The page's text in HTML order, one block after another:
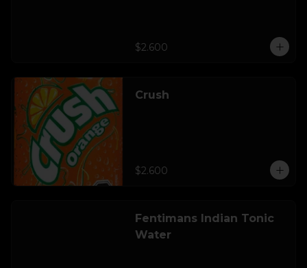
$2.600
Crush
$2.600
Fentimans Indian Tonic
Water